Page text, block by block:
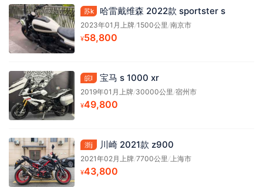
苏k 哈雷戴维森 2022款 sportster s
2023年01月上牌/1500公里 /南京市
¥58,800
皖l 宝马 s 1000 xr
2019年01月上牌/30000公里 /宿州市
¥49,800
浙j 川崎 2021款 z900
2021年02月上牌/7700公里 /上海市
¥43,800